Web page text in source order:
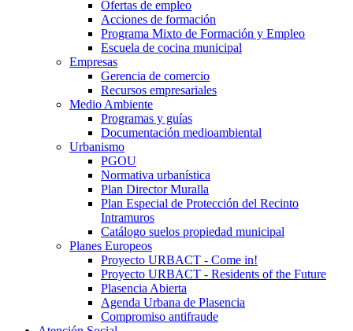
Ofertas de empleo
Acciones de formación
Programa Mixto de Formación y Empleo
Escuela de cocina municipal
Empresas
Gerencia de comercio
Recursos empresariales
Medio Ambiente
Programas y guías
Documentación medioambiental
Urbanismo
PGOU
Normativa urbanística
Plan Director Muralla
Plan Especial de Protección del Recinto
Intramuros
Catálogo suelos propiedad municipal
Planes Europeos
Proyecto URBACT - Come in!
Proyecto URBACT - Residents of the Future
Plasencia Abierta
Agenda Urbana de Plasencia
Compromiso antifraude